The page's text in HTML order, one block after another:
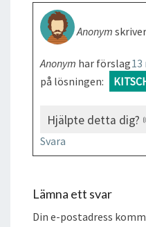
Anonym
13
Anonym har förslag
på lösningen:
Hjälpte detta dig?
Svara
Lämna ett svar
Din e-postadress